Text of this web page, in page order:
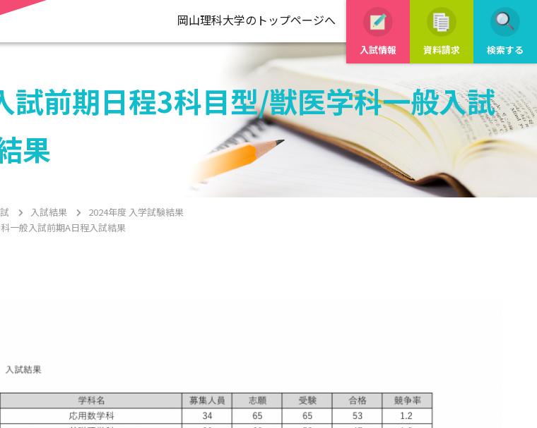
岡山理科大学のトップページへ
入試情報 資料請求 検索する
試前期日程3科目型/獣医学科一般入試
果
入試結果
2024年度 入学試験結果
一般入試前期A日程入試結果